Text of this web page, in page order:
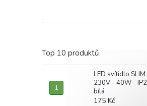
Top 10 produktů
LED svítidlo
230V - 40W -
bílá
175 Kč